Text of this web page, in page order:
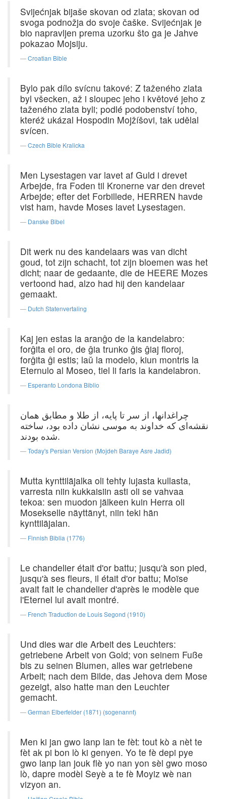
Svijećnjak bijaše skovan od zlata; skovan od
svoga podnožja do svoje čaške. Svijećnjak je
bio napravljen prema uzorku što ga je Jahve
pokazao Mojsiju.
Croatian Bible
Bylo pak dílo svícnu takové: Z taženého zlata
byl všecken, až i sloupec jeho i květové jeho z
taženého zlata byli; podlé podobenství toho,
kteréž ukázal Hospodin Mojžíšovi, tak udělal
svícen.
Czech Bible Kralicka
Men Lysestagen var lavet af Guld i drevet
Arbejde, fra Foden til Kronerne var den drevet
Arbejde; efter det Forbillede, HERREN havde
vist ham, havde Moses lavet Lysestagen.
Danske Bibel
Dit werk nu des kandelaars was van dicht
goud, tot zijn schacht, tot zijn bloemen was het
dicht; naar de gedaante, die de HEERE Mozes
vertoond had, alzo had hij den kandelaar
gemaakt.
Dutch Statenvertaling
Kaj jen estas la aranĝo de la kandelabro:
forĝita el oro, de ĝia trunko ĝis ĝiaj floroj,
forĝita ĝi estis; laŭ la modelo, kiun montris la
Eternulo al Moseo, tiel li faris la kandelabron.
Esperanto Londona Biblio
چراغدانها، از سر تا پایه، از طلا و مطابق همان
نقشه‌ای که خداوند به موسی نشان داده بود، ساخته
شده بودند.
Today's Persian Version (Mojdeh Baraye Asre Jadid)
Mutta kynttiläjalka oli tehty lujasta kullasta,
varresta niin kukkaisiin asti oli se vahvaa
tekoa: sen muodon jälkeen kuin Herra oli
Mosekselle näyttänyt, niin teki hän
kynttiläjalan.
Finnish Biblia (1776)
Le chandelier était d'or battu; jusqu'à son pied,
jusqu'à ses fleurs, il était d'or battu; Moïse
avait fait le chandelier d'après le modèle que
l'Eternel lui avait montré.
French Traduction de Louis Segond (1910)
Und dies war die Arbeit des Leuchters:
getriebene Arbeit von Gold; von seinem Fuße
bis zu seinen Blumen, alles war getriebene
Arbeit; nach dem Bilde, das Jehova dem Mose
gezeigt, also hatte man den Leuchter
gemacht.
German Elberfelder (1871) (sogenannt)
Men ki jan gwo lanp lan te fèt: tout kò a nèt te
fèt ak pi bon lò ki genyen. Yo te fè depi pye
gwo lanp lan jouk flè yo nan yon sèl gwo moso
lò, dapre modèl Seyè a te fè Moyiz wè nan
vizyon an.